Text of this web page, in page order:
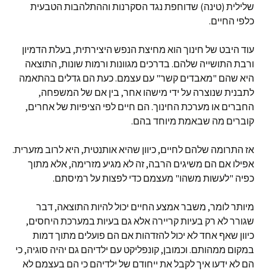
שלילית (טינה) שדוחפת נגד הסקרנות וההתלהבות הטבעית
כלפי החיים.
עוד היבט של חינוך הוא מחיצת הנפש היצירתית, בעלת הדמיון
ורבת התושייה שלהם. בדרכים מגוונות ורמות שונות, התוצאה
היא שהם "מאבדים קשר" עם עצמם. כעת הם גדלים בהתאמה
לתבנית שנוצרה על ידי מישהו אחר, בין אם של המשפחה,
החברים או מערכת החינוך. הם חיים לפי הציפיות של אחרים,
קוברים מה שבאמת מיוחד בהם.
אז התרומה שלהם לחיים, כיוון שהיא אותנטית, היא לרוב מזערית.
אפילו אם הם משיגים הרבה, זה לא מגיע מזרימה, אלא מתוך
כפיה "לעשות משהו" מעצמם כדי לפצות על רמיסתם.
מיותר לומר, משבר אמצע החיים יכול להיות התוצאה, דבר
שגורר לא רק בעיות קריירה אלא גם בעיות במערכת היחסים,
כיוון שאף אחד לא יכול להזדהות אם הם פועלים מתוך דמות
במקום ממהותם. וכמובן, קונפליקט עם ילדיהם גם יהיה סוגיה, כי
הם לא ידעו איך לקבל את ייחודם של ילדיהם כי הם בעצמם לא